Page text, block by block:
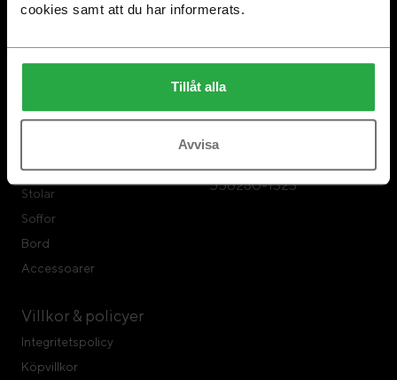
cookies samt att du har informerats.
Tillåt alla
Avvisa
Swedese Repair
Fåtöljer
Stolar
Soffor
Bord
Accessoarer
Villkor & policyer
Integritetspolicy
Köpvillkor
Formvägen 3
567 23 Vaggeryd
Tel: 0393-797 00
556280-1323